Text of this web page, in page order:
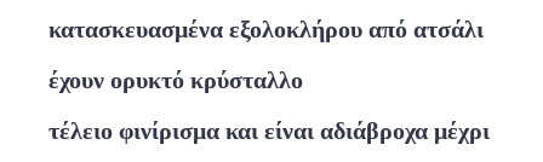
κατασκευασμένα εξολοκλήρου από ατσάλι
έχουν ορυκτό κρύσταλλο
τέλειο φινίρισμα και είναι αδιάβροχα μέχρι